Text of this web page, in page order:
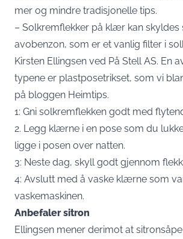
mer og mindre tradisjonelle tips.
– Solkremflekker på klær kan skyldes
avobenzon, som er et vanlig filter i
Kirsten Ellingsen ved På Stell AS. En
typene er plastposetrikset, som vi
på bloggen Heimtips.
1: Gni solkremflekken godt med
2. Legg klærne i en pose som du
ligge i posen over natten.
3: Neste dag, skyll godt gjennom
4: Avslutt med å vaske klærne som
vaskemaskinen.
Anbefaler sitron
Ellingsen mener derimot at